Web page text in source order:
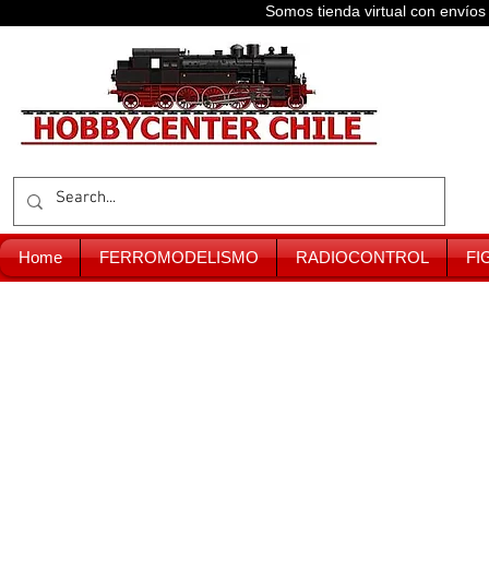
Somos tienda virtual con
Home FERROMODELISMO RADIOCONTROL